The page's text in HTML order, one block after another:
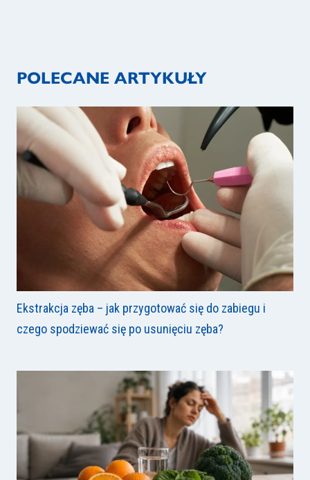
POLECANE ARTYKUŁY
Ekstrakcja zęba – jak przygotować się do zabiegu i
czego spodziewać się po usunięciu zęba?